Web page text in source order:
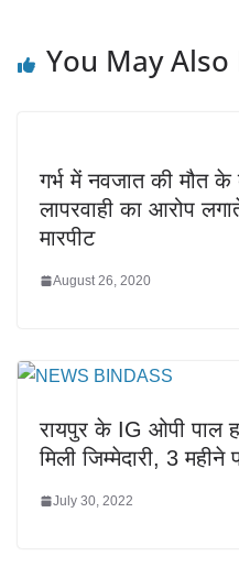
You May Also
गर्भ में नवजात की मौत के
लापरवाही का आरोप
मारपीट
August 26, 2020
रायपुर के IG ओपी पाल
मिली जिम्मेदारी, 3
July 30, 2022